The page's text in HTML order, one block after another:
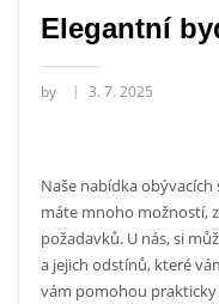
Elegantní
by 3. 7. 2025
Naše nabídkaobývacích
máte mnoho možností,
požadavků. U nás, si
a jejich odstínů, které
vám pomohou prakticky